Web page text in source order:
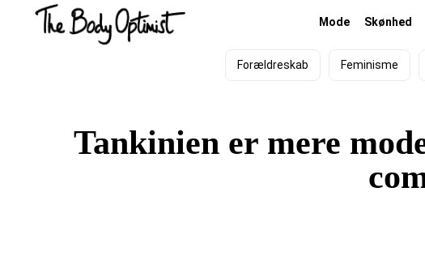
Mode Skønhed
Forældreskab Feminisme
Tankinien er mere